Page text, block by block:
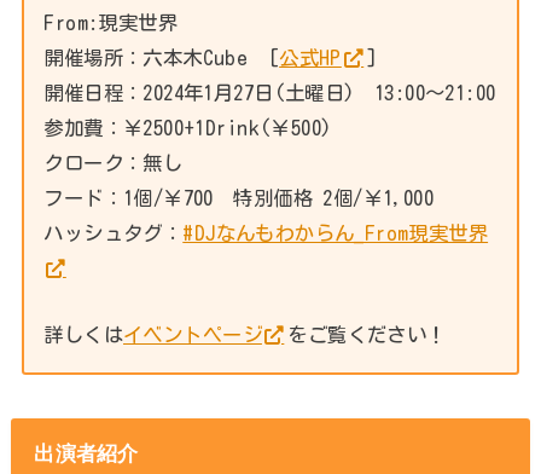
From:現実世界
開催場所：六本木Cube [公式HP
]
開催日程：2024年1月27日(土曜日) 13:00～21:00
参加費：￥2500+1Drink(￥500)
クローク：無し
フード：1個/￥700 特別価格 2個/￥1,000
ハッシュタグ： #DJなんもわからん_From現実世界
詳しくはイベントページ をご覧ください！
出演者紹介